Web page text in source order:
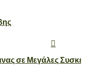
σε Μεγάλες
